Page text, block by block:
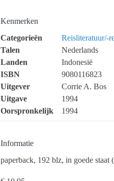
Kenmerken
Categorieën
Reisliteratuur/-
Talen
Nederlands
Landen
Indonesië
ISBN
9080116823
Uitgever
Corrie A. Bos
Uitgave
1994
Oorspronkelijk
1994
Informatie
paperback, 192 blz, in goede staat